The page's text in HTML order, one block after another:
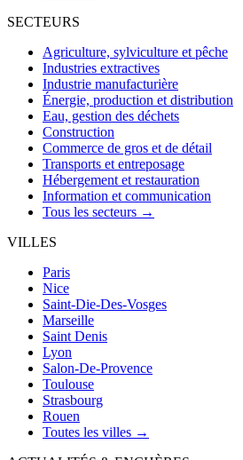
SECTEURS
Agriculture, sylviculture et pêche
Industries extractives
Industrie manufacturière
Énergie, production et distribution
Eau, gestion des déchets
Construction
Commerce de gros et de détail
Transports et entreposage
Hébergement et restauration
Information et communication
Tous les secteurs →
VILLES
Paris
Nice
Saint-Die-Des-Vosges
Marseille
Saint Denis
Lyon
Salon-De-Provence
Toulouse
Strasbourg
Rouen
Toutes les villes →